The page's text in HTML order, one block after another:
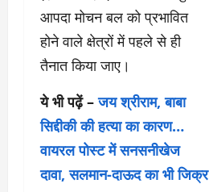
आपदा मोचन बल को प्रभावित
होने वाले क्षेत्रों में पहले से ही
तैनात किया जाए।
ये भी पढ़ें –जय श्रीराम, बाबा
सिद्दीकी की हत्या का कारण…
वायरल पोस्‍ट में सनसनीखेज
दावा, सलमान-दाऊद का भी जिक्र